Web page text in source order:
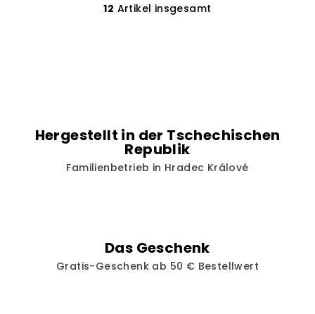
S
l
e
m
e
d
e
r
12 Artikel insgesamt
Hergestellt in der Tschechischen
Republik
Familienbetrieb in Hradec Králové
Das Geschenk
Gratis-Geschenk ab 50 € Bestellwert